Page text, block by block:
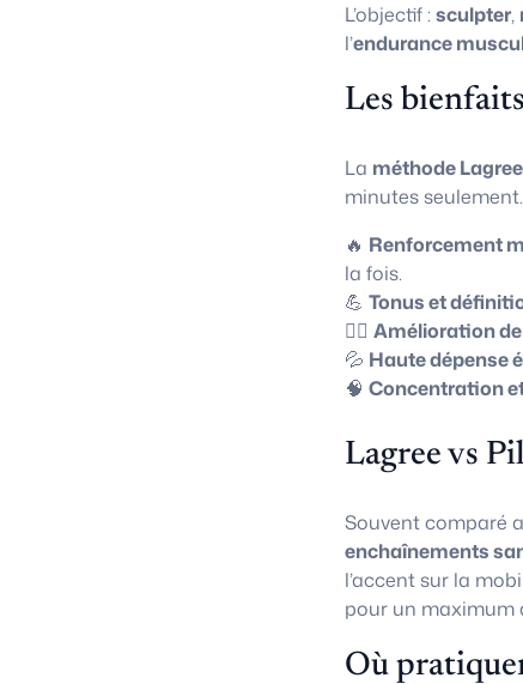
L’objectif :sculpter,
l’endurance
Les
La méthode Lagree
minutes
🔥 Renforcement
la fois.
💪 Tonus et
🧘‍♀️ Amélioration
💦 Haute dépense
🧠 Concentration
Lagree vs
Souvent comparé
enchaînements
l’accent sur la
pour un maximum
Où